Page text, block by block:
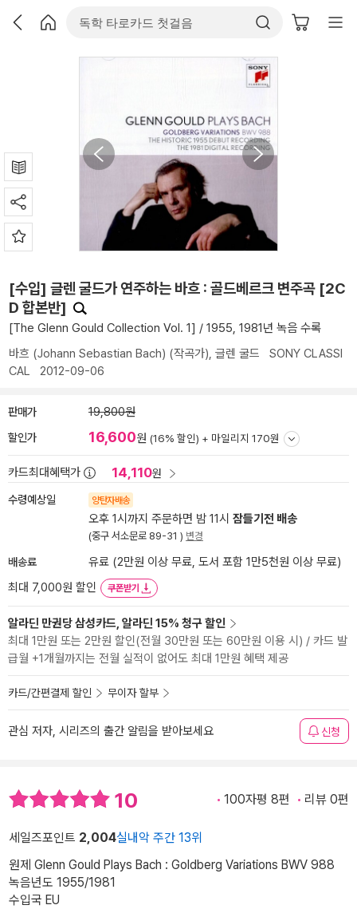
[수입] 글렌 굴드가 연주하는 바흐 : 골드베르크 변주곡 [2C
D 합본반]
[The Glenn Gould Collection Vol. 1] / 1955, 1981년 녹음 수록
바흐 (Johann Sebastian Bach) (작곡가), 글렌 굴드
SONY CLASSI
CAL 2012-09-06
판매가 19,800원
할인가 16,600원 (16% 할인) + 마일리지 170원
카드최대혜택가 14,110원
수령예상일 양탄자배송
오후 1시까지 주문하면 밤 11시 잠들기전 배송
(중구 서소문로 89-31 ) 변경
배송료
유료 (2만원 이상 무료, 도서 포함 1만5천원 이상 무료)
최대 7,000원 할인
쿠폰받기
알라딘 만권당 삼성카드, 알라딘 15% 청구 할인
최대 1만원 또는 2만원 할인(전월 30만원 또는 60만원 이용 시) / 카드 발
급월 +1개월까지는 전월 실적이 없어도 최대 1만원 혜택 제공
카드/간편결제 할인 무이자 할부
관심 저자, 시리즈의 출간 알림을 받아보세요 신청
10 100자평 8편 리뷰 0편
세일즈포인트 2,004실내악 주간 13위
원제 Glenn Gould Plays Bach : Goldberg Variations BWV 988
녹음년도 1955/1981
수입국 EU